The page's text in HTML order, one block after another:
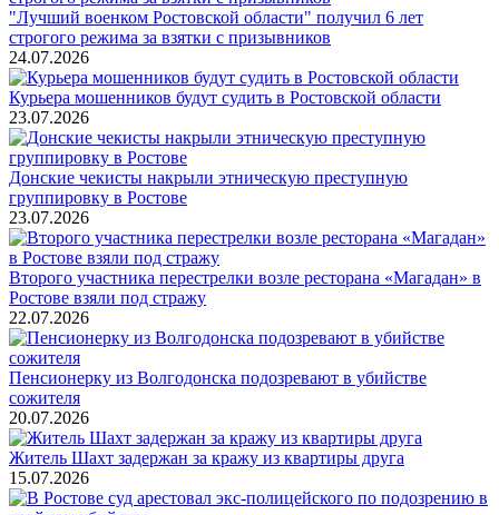
"Лучший военком Ростовской области" получил 6 лет
строгого режима за взятки с призывников
24.07.2026
Курьера мошенников будут судить в Ростовской области
23.07.2026
Донские чекисты накрыли этническую преступную
группировку в Ростове
23.07.2026
Второго участника перестрелки возле ресторана «Магадан» в
Ростове взяли под стражу
22.07.2026
Пенсионерку из Волгодонска подозревают в убийстве
сожителя
20.07.2026
Житель Шахт задержан за кражу из квартиры друга
15.07.2026